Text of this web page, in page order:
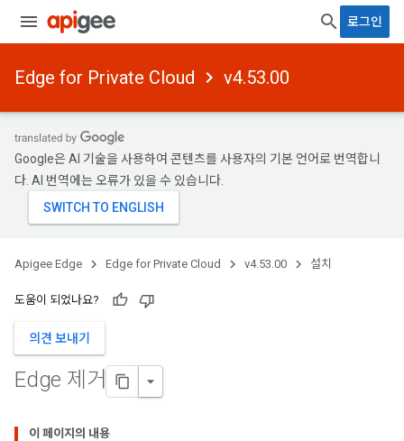
로그인
Edge for Private Cloud v4.53.00
Google은 AI 기술을 사용하여 콘텐츠를 사용자의 기본 언어로 번역합니
다. AI 번역에는 오류가 있을 수 있습니다.
Apigee Edge Edge for Private Cloud v4.53.00 설치
도움이 되었나요?
의견 보내기
Edge 제거
이 페이지의 내용